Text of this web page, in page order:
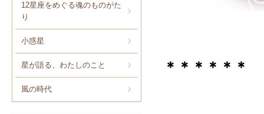
12星座をめぐる魂のものがた
り
小惑星
星が語る、わたしのこと
風の時代
＊＊＊ ＊＊＊